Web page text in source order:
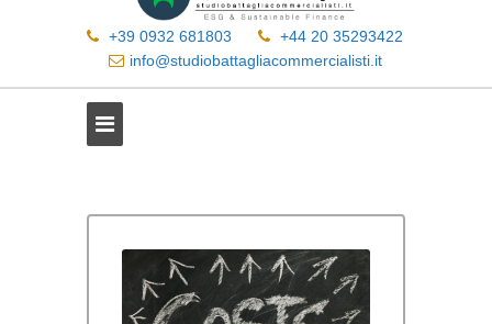
+39 0932 681803
+44 20 35293422
info@studiobattagliacommercialisti.it